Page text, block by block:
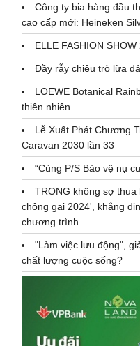
Công ty bia hàng đầu
cao cấp mới: Heineken
ELLE FASHION
Đầy rẫy chiêu trò lừa
LOEWE Botanical
thiên nhiên
Lễ Xuất Phát Chương
Caravan 2030 lần 33
“Cùng P/S Bảo vệ nụ
TRONG không sợ
chông gai 2024', khẳng
chương trình
"Làm việc lưu động",
chất lượng cuộc sống?